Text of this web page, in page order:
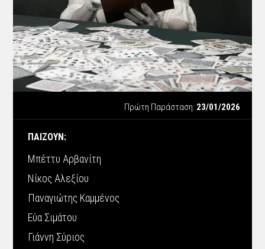
Πρώτη Παράσταση: 23/01/2026
ΠΑΙΖΟΥΝ:
Μπέττυ Αρβανίτη
Νίκος Αλεξίου
Παναγιώτης Καμμένος
Εύα Σιμάτου
Γιάννη Σύριος